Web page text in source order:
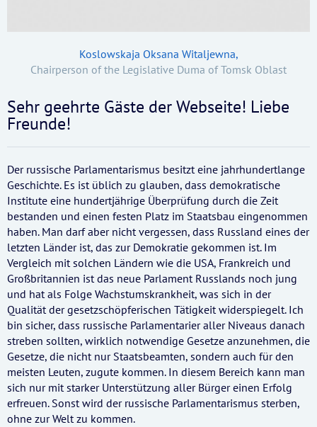
Koslowskaja Oksana Witaljewna,
Chairperson of the Legislative Duma of Tomsk Oblast
Sehr geehrte Gäste der Webseite! Liebe
Freunde!
Der russische Parlamentarismus besitzt eine jahrhundertlange
Geschichte. Es ist üblich zu glauben, dass demokratische
Institute eine hundertjährige Überprüfung durch die Zeit
bestanden und einen festen Platz im Staatsbau eingenommen
haben. Man darf aber nicht vergessen, dass Russland eines der
letzten Länder ist, das zur Demokratie gekommen ist. Im
Vergleich mit solchen Ländern wie die USA, Frankreich und
Großbritannien ist das neue Parlament Russlands noch jung
und hat als Folge Wachstumskrankheit, was sich in der
Qualität der gesetzschöpferischen Tätigkeit widerspiegelt. Ich
bin sicher, dass russische Parlamentarier aller Niveaus danach
streben sollten, wirklich notwendige Gesetze anzunehmen, die
Gesetze, die nicht nur Staatsbeamten, sondern auch für den
meisten Leuten, zugute kommen. In diesem Bereich kann man
sich nur mit starker Unterstützung aller Bürger einen Erfolg
erfreuen. Sonst wird der russische Parlamentarismus sterben,
ohne zur Welt zu kommen.